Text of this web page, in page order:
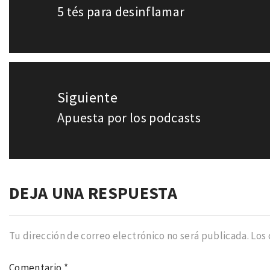
entradas
Entrada
5 tés para desinflamar
Siguiente
Entrada
Apuesta por los podcasts
DEJA UNA RESPUESTA
Tu dirección de correo electrónico no será publicada. Los